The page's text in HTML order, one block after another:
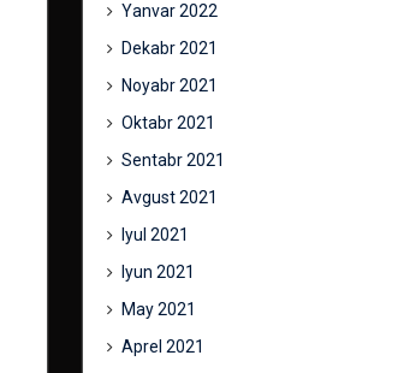
Yanvar 2022
Dekabr 2021
Noyabr 2021
Oktabr 2021
Sentabr 2021
Avgust 2021
Iyul 2021
Iyun 2021
May 2021
Aprel 2021